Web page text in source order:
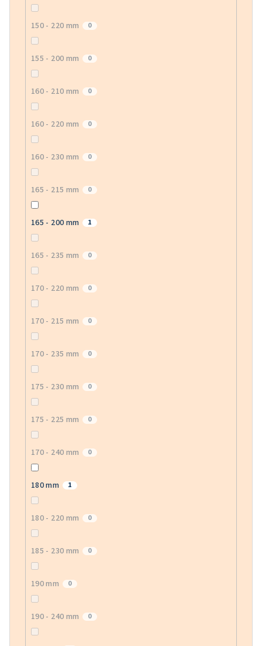
150 - 220 mm 0
155 - 200 mm 0
160 - 210 mm 0
160 - 220 mm 0
160 - 230 mm 0
165 - 215 mm 0
165 - 200 mm 1
165 - 235 mm 0
170 - 220 mm 0
170 - 215 mm 0
170 - 235 mm 0
175 - 230 mm 0
175 - 225 mm 0
170 - 240 mm 0
180 mm 1
180 - 220 mm 0
185 - 230 mm 0
190 mm 0
190 - 240 mm 0